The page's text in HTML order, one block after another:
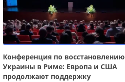
Конференция по восстановлению
Украины в Риме: Европа и США
продолжают поддержку